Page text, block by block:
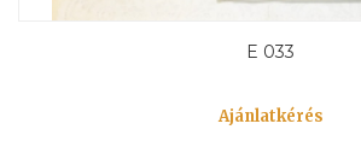
E 033
Ajánlatkérés